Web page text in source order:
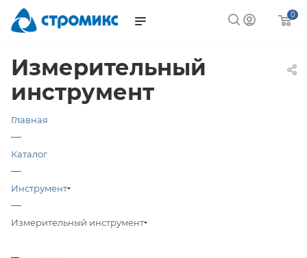
0
Измерительный
инструмент
Главная
—
Каталог
—
Инструмент
—
Измерительный инструмент